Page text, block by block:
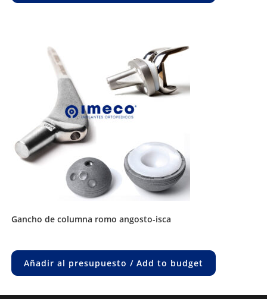
gancho de columna romo angosto-isca
Añadir al presupuesto / Add to budget